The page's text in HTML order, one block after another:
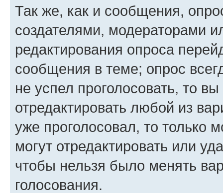
Так же, как и сообщения,
создателями, модераторами
редактирования опроса
сообщения в теме; опрос
не успел проголосовать, то
отредактировать любой из
уже проголосовал, то только
могут отредактировать или
чтобы нельзя было менять
голосования.